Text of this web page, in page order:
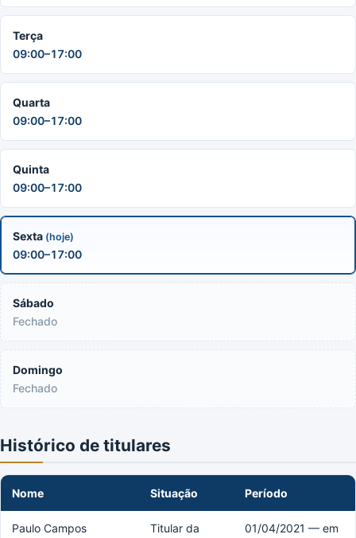
Terça
09:00–17:00
Quarta
09:00–17:00
Quinta
09:00–17:00
Sexta (hoje)
09:00–17:00
Sábado
Fechado
Domingo
Fechado
Histórico de titulares
Nome Situação Período
Paulo Campos
Titular da
01/04/2021 — em